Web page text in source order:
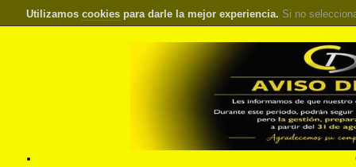
Utilizamos cookies para darle la mejor experiencia. Si no